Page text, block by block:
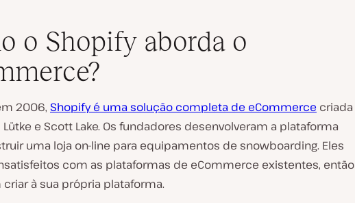
R
e
p
o
d
o Shopify aborda o
2006, Shopify é uma solução completa de eCommerce criada
Lütke e Scott Lake. Os fundadores desenvolveram a plataforma
uma loja on-line para equipamentos de snowboarding. Eles
com as plataformas de eCommerce existentes, então
à sua própria plataforma.